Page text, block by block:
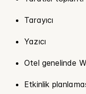
Tarayıcı
Yazıcı
Otel genelinde
Etkinlik